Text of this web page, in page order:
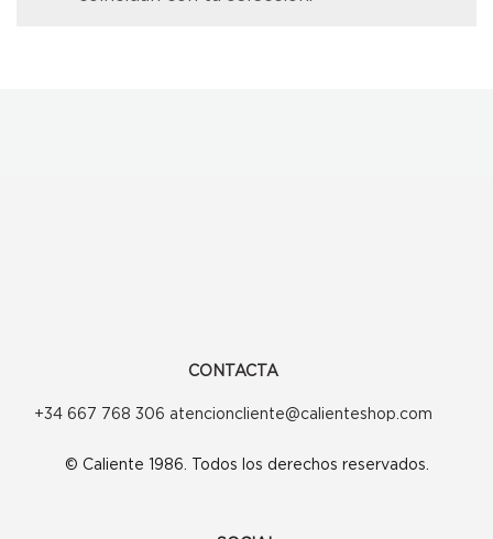
CONTACTA
+34 667 768 306 atencioncliente@calienteshop.com
© Caliente 1986. Todos los derechos reservados.